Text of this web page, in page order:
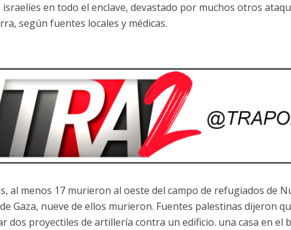
israelíes en todo el enclave, devastado por muchos otros
según fuentes locales y médicas.
al menos 17 murieron al oeste del campo de refugiados de
Gaza, nueve de ellos murieron. Fuentes palestinas dijeron
dos proyectiles de artillería contra un edificio. una casa en el